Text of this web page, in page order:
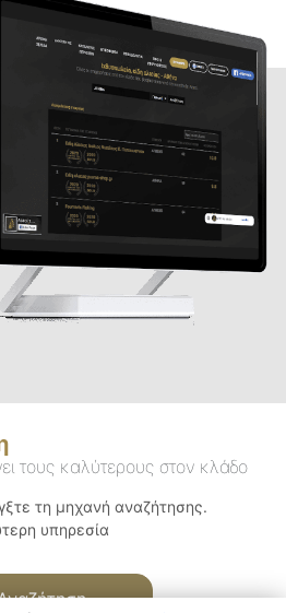
τους καλύτερους στον κλάδο
τη μηχανή αναζήτησης.
υπηρεσία